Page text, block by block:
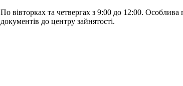
По вівторках та четвергах з 9:00 до 12:00.
документів до центру зайнятості.